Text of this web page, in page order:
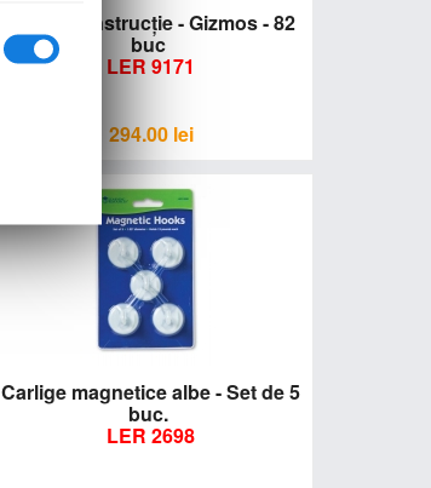
Set de construcţie - Gizmos - 82
buc
LER 9171
294.00 lei
Carlige magnetice albe - Set de 5
buc.
LER 2698